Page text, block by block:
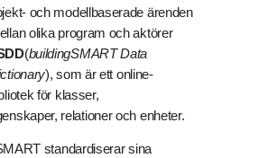
och modellbaserade ärenden
olika program och aktörer
(buildingSMART Data
), som är ett online-
för klasser,
relationer och enheter.
standardiserar sina